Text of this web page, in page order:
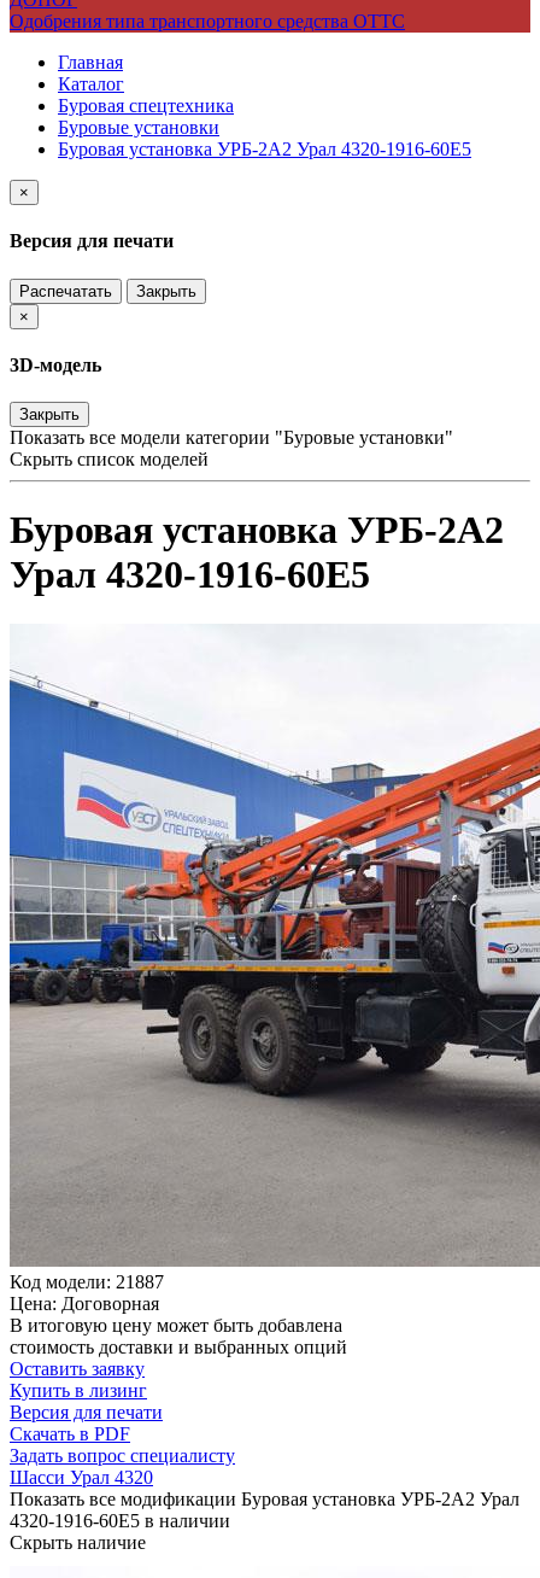
Одобрения типа транспортного средства ОТТС
Главная
Каталог
Буровая спецтехника
Буровые установки
Буровая установка УРБ-2А2 Урал 4320-1916-60Е5
×
Версия для печати
Распечатать
Закрыть
×
3D-модель
Закрыть
Показать все модели категории "Буровые установки"
Скрыть список моделей
Буровая установка УРБ-2А2
Урал 4320-1916-60Е5
Код модели: 21887
Цена: Договорная
В итоговую цену может быть добавлена
стоимость доставки и выбранных опций
Оставить заявку
Купить в лизинг
Версия для печати
Скачать в PDF
Задать вопрос специалисту
Шасси Урал 4320
Показать все модификации Буровая установка УРБ-2А2 Урал
4320-1916-60Е5 в наличии
Скрыть наличие